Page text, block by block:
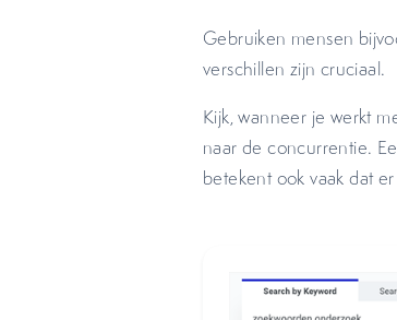
Gebruiken mensen
verschillen zijn cruciaal.
Kijk, wanneer je werkt
naar de concurrentie.
betekent ook vaak dat